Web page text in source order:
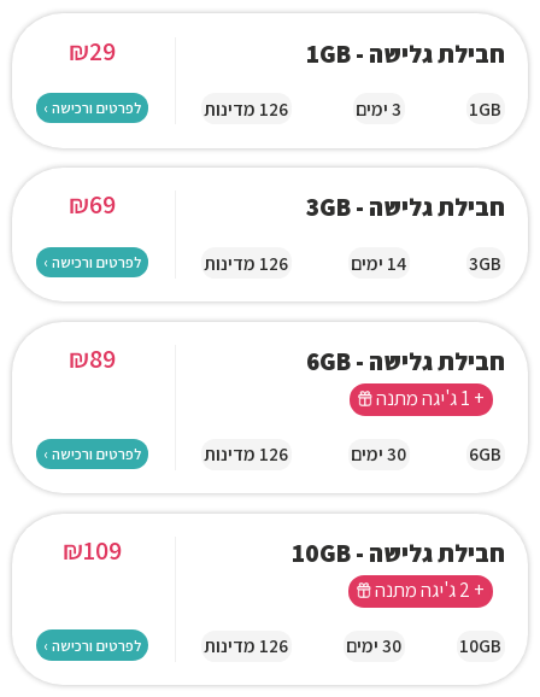
חבילת גלישה - 1GB
1GB 3 ימים 126 מדינות
₪29
לפרטים ורכישה ›
חבילת גלישה - 3GB
3GB 14 ימים 126 מדינות
₪69
לפרטים ורכישה ›
חבילת גלישה - 6GB
+ 1 ג'יגה מתנה
6GB 30 ימים 126 מדינות
₪89
לפרטים ורכישה ›
חבילת גלישה - 10GB
+ 2 ג'יגה מתנה
10GB 30 ימים 126 מדינות
₪109
לפרטים ורכישה ›